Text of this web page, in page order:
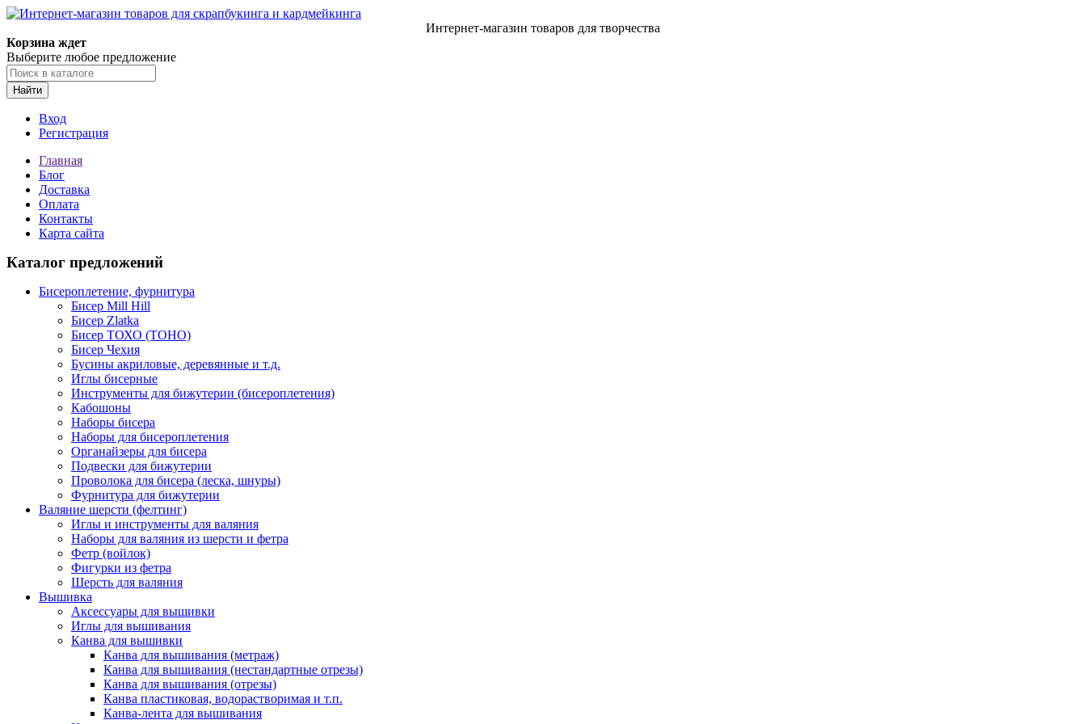
Интернет-магазин товаров для творчества
Корзина ждет
Выберите любое предложение
Найти
Вход
Регистрация
Главная
Блог
Доставка
Оплата
Контакты
Карта сайта
Каталог предложений
Бисероплетение, фурнитура
Бисер Mill Hill
Бисер Zlatka
Бисер ТОХО (TOHO)
Бисер Чехия
Бусины акриловые, деревянные и т.д.
Иглы бисерные
Инструменты для бижутерии (бисероплетения)
Кабошоны
Наборы бисера
Наборы для бисероплетения
Органайзеры для бисера
Подвески для бижутерии
Проволока для бисера (леска, шнуры)
Фурнитура для бижутерии
Валяние шерсти (фелтинг)
Иглы и инструменты для валяния
Наборы для валяния из шерсти и фетра
Фетр (войлок)
Фигурки из фетра
Шерсть для валяния
Вышивка
Аксессуары для вышивки
Иглы для вышивания
Канва для вышивки
Канва для вышивания (метраж)
Канва для вышивания (нестандартные отрезы)
Канва для вышивания (отрезы)
Канва пластиковая, водорастворимая и т.п.
Канва-лента для вышивания